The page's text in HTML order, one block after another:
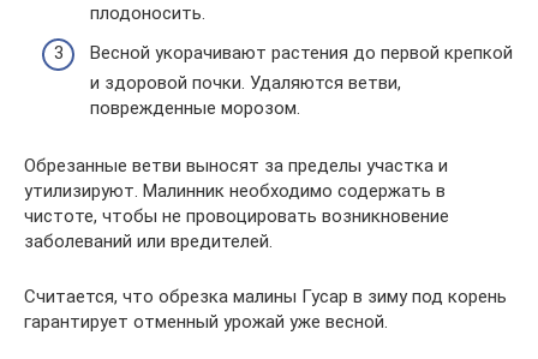
плодоносить.
Весной укорачивают растения до первой крепкой
и здоровой почки. Удаляются ветви,
поврежденные морозом.
Обрезанные ветви выносят за пределы участка и
утилизируют. Малинник необходимо содержать в
чистоте, чтобы не провоцировать возникновение
заболеваний или вредителей.
Считается, что обрезка малины Гусар в зиму под корень
гарантирует отменный урожай уже весной.